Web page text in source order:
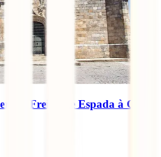
em Freixo de Espada à Cinta